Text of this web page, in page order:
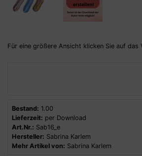
Für eine größere Ansicht klicken Sie auf das
Bestand: 1.00
Lieferzeit: per Download
Art.Nr.: Sab16_e
Hersteller: Sabrina Karlem
Mehr Artikel von: Sabrina Karlem